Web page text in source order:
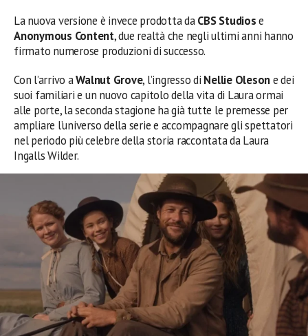
La nuova versione è invece prodotta daCBS Studiose
Anonymous Content, due realtà che negli ultimi anni hanno
firmato numerose produzioni di successo.
Con l’arrivo aWalnut Grove, l’ingresso di Nellie Olesone dei
suoi familiari e un nuovo capitolo della vita di Laura ormai
alle porte, la seconda stagione ha già tutte le premesse per
ampliare l’universo della serie e accompagnare gli spettatori
nel periodo più celebre della storia raccontata da Laura
Ingalls Wilder.